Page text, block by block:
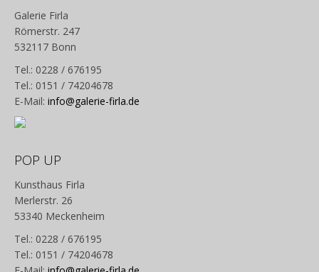
Galerie Firla
Römerstr. 247
532117 Bonn
Tel.: 0228 / 676195
Tel.: 0151 / 74204678
E-Mail: info@galerie-firla.de
POP UP
Kunsthaus Firla
Merlerstr. 26
53340 Meckenheim
Tel.: 0228 / 676195
Tel.: 0151 / 74204678